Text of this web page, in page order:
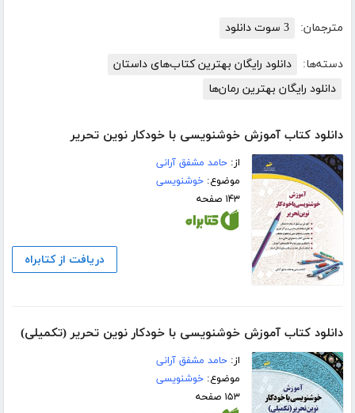
مترجمان: 3 سوت دانلود
دسته‌ها:
دانلود رایگان بهترین کتاب‌های داستان
دانلود رایگان بهترین رمان‌ها
دانلود کتاب آموزش خوشنویسی با خودکار نوین‌ تحریر
از:حامد مشفق آرانی
موضوع:خوشنویسی
۱۴۳ صفحه
دریافت از کتابراه
دانلود کتاب آموزش خوشنویسی با خودکار نوین تحریر (تکمیلی)
از:حامد مشفق آرانی
موضوع:خوشنویسی
۱۵۳ صفحه